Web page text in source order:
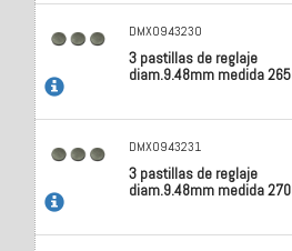
DMX0943230
3 pastillas de reglaje
diam.9.48mm medida 265
DMX0943231
3 pastillas de reglaje
diam.9.48mm medida 270